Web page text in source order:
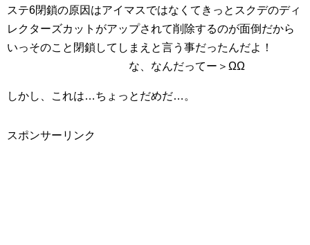
ステ6閉鎖の原因はアイマスではなくてきっとスクデのディ
レクターズカットがアップされて削除するのが面倒だから
いっそのこと閉鎖してしまえと言う事だったんだよ！
な、なんだってー＞ΩΩ
しかし、これは…ちょっとだめだ…。
スポンサーリンク